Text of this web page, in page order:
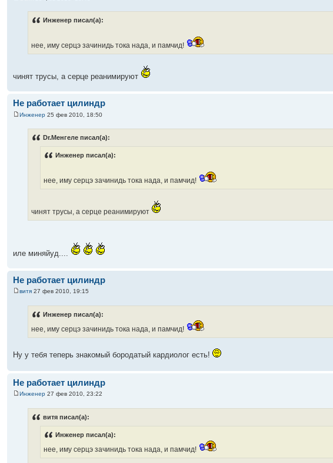
Инженер писал(а):
нее, иму серцэ зачинидь тока нада, и памчид!
чинят трусы, а серце реанимируют
Не работает цилиндр
Инженер 25 фев 2010, 18:50
Dr.Менгеле писал(а):
Инженер писал(а):
нее, иму серцэ зачинидь тока нада, и памчид!
чинят трусы, а серце реанимируют
иле миняйуд....
Не работает цилиндр
витя 27 фев 2010, 19:15
Инженер писал(а):
нее, иму серцэ зачинидь тока нада, и памчид!
Ну у тебя теперь знакомый бородатый кардиолог есть!
Не работает цилиндр
Инженер 27 фев 2010, 23:22
витя писал(а):
Инженер писал(а):
нее, иму серцэ зачинидь тока нада, и памчид!